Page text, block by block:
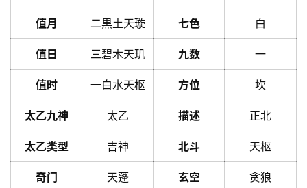
值月 二黒土天璇 七色 白
值日 三碧木天玑 九数 一
值时 一白水天枢 方位 坎
太乙九神 太乙 描述 正北
太乙类型 吉神 北斗 天枢
奇门 天蓬 玄空 贪狼